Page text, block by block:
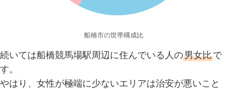
船橋市の世帯構成比
続いては船橋競馬場駅周辺に住んでいる人の男女比で
す。
やはり、女性が極端に少ないエリアは治安が悪いこと